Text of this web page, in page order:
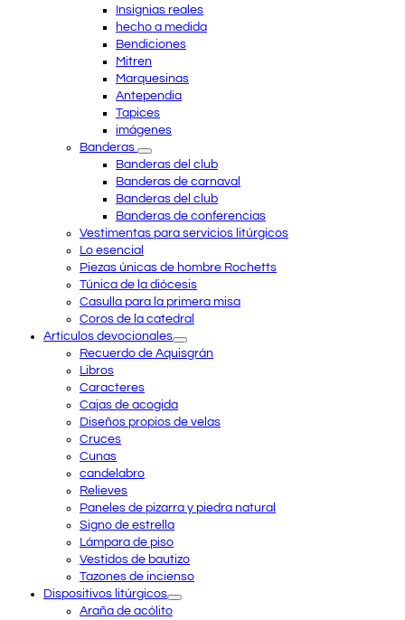
Insignias reales
hecho a medida
Bendiciones
Mitren
Marquesinas
Antependia
Tapices
imágenes
Banderas
Banderas del club
Banderas de carnaval
Banderas del club
Banderas de conferencias
Vestimentas para servicios litúrgicos
Lo esencial
Piezas únicas de hombre Rochetts
Túnica de la diócesis
Casulla para la primera misa
Coros de la catedral
Artículos devocionales
Recuerdo de Aquisgrán
Libros
Caracteres
Cajas de acogida
Diseños propios de velas
Cruces
Cunas
candelabro
Relieves
Paneles de pizarra y piedra natural
Signo de estrella
Lámpara de piso
Vestidos de bautizo
Tazones de incienso
Dispositivos litúrgicos
Araña de acólito